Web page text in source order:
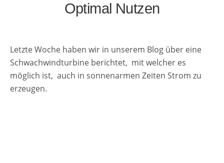
Optimal Nutzen
Letzte Woche haben wir in unserem Blog über eine
Schwachwindturbine berichtet, mit welcher es
möglich ist, auch in sonnenarmen Zeiten Strom zu
erzeugen.